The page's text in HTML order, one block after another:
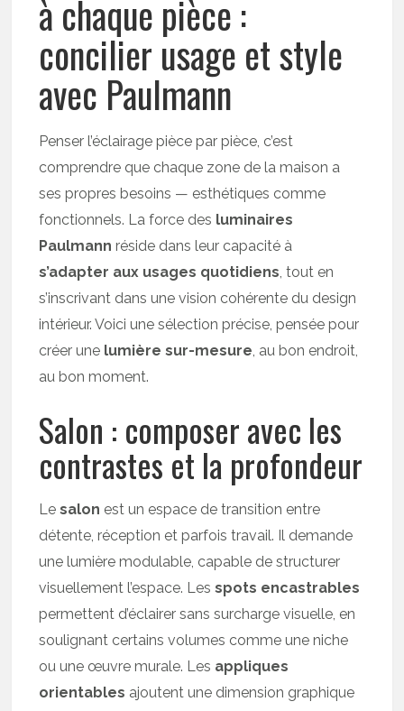
à chaque pièce :
concilier usage et style
avec Paulmann
Penser l’éclairage pièce par pièce, c’est
comprendre que chaque zone de la maison a
ses propres besoins — esthétiques comme
fonctionnels. La force des luminaires
Paulmann réside dans leur capacité à
s’adapter aux usages quotidiens, tout en
s’inscrivant dans une vision cohérente du design
intérieur. Voici une sélection précise, pensée pour
créer une lumière sur-mesure, au bon endroit,
au bon moment.
Salon : composer avec les
contrastes et la profondeur
Lesalon est un espace de transition entre
détente, réception et parfois travail. Il demande
une lumière modulable, capable de structurer
visuellement l’espace. Lesspots encastrables
permettent d’éclairer sans surcharge visuelle, en
soulignant certains volumes comme une niche
ou une œuvre murale. Les appliques
orientables ajoutent une dimension graphique